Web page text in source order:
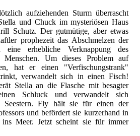
aufziehenden Sturm überrascht
und Chuck im mysteriösen Haus
Schutz. Der gutmütige, aber etwas
prophezeit das Abschmelzen der
eine erhebliche Verknappung des
Menschen. Um dieses Problem auf
hat er einen "Verfischungstrank"
verwandelt sich in einen Fisch!
Stella an die Flasche mit besagter
Schluck und verwandelt sich
Seestern. Fly hält sie für einen der
und befördert sie kurzerhand in
Meer. Jetzt scheint sie für immer